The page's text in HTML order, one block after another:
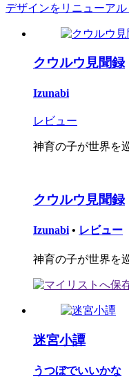
デザインをリニューアル
クウルウ見聞録
Izunabi
レビュー
神育の子が世界を
クウルウ見聞録
Izunabi • レビュー
神育の子が世界を
迷宮小譚
うつぼでいいかな